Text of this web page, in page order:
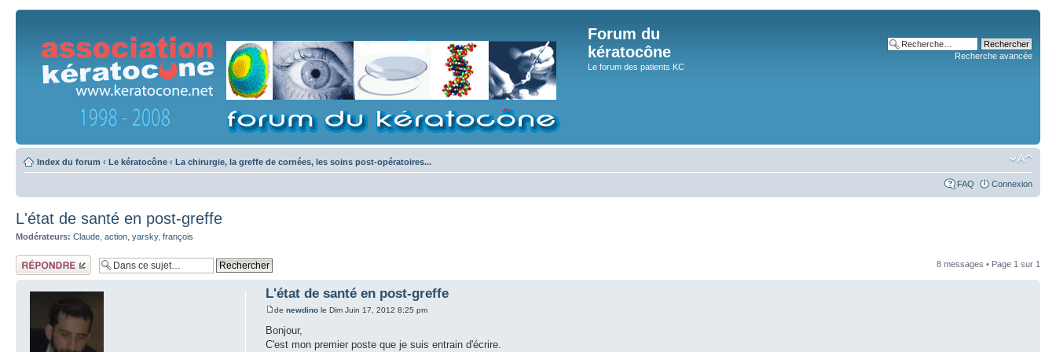
Forum du
kératocône
Le forum des patients KC
Recherche avancée
Index du forum ‹ Le kératocône ‹ La chirurgie, la greffe de cornées, les soins post-opératoires...
FAQ Connexion
L'état de santé en post-greffe
Modérateurs: Claude action yarsky, françois
Répondre 8 messages • Page 1 sur 1
L'état de santé en post-greffe
denewdino le Dim Juin 17, 2012 8:25 pm
Bonjour,
C'est mon premier poste que je suis entrain d'écrire.